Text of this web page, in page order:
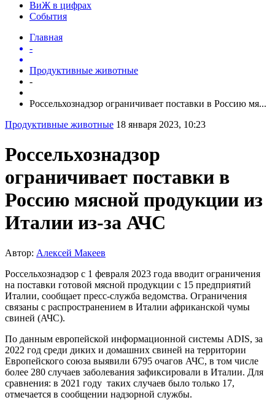
ВиЖ в цифрах
События
Главная
-
Продуктивные животные
-
Россельхознадзор ограничивает поставки в Россию мя...
Продуктивные животные 18 января 2023, 10:23
Россельхознадзор
ограничивает поставки в
Россию мясной продукции из
Италии из-за АЧС
Автор: Алексей Макеев
Россельхознадзор с 1 февраля 2023 года вводит ограничения
на поставки готовой мясной продукции с 15 предприятий
Италии, сообщает пресс-служба ведомства. Ограничения
связаны с распространением в Италии африканской чумы
свиней (АЧС).
По данным европейской информационной системы ADIS, за
2022 год среди диких и домашних свиней на территории
Европейского союза выявили 6795 очагов АЧС, в том числе
более 280 случаев заболевания зафиксировали в Италии. Для
сравнения: в 2021 году таких случаев было только 17,
отмечается в сообщении надзорной службы.